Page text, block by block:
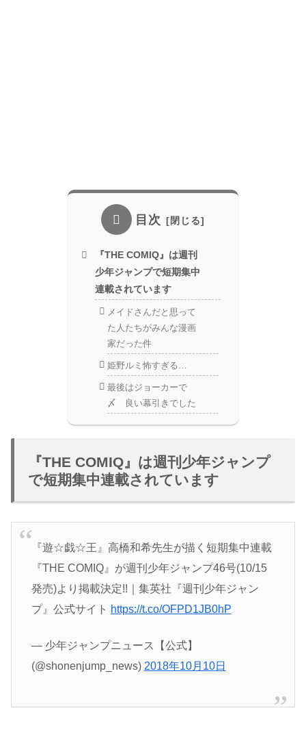
目次
『THE COMIQ』は週刊
少年ジャンプで短期集中
連載されています
メイドさんだと思って
た人たちがみんな漫画
家だった件
姫野ルミ怖すぎる…
最後はジョーカーで
〆 良い幕引きでした
『THE COMIQ』は週刊少年ジャンプ
で短期集中連載されています
『遊☆戯☆王』高橋和希先生が描く短期集中連載
『THE COMIQ』が週刊少年ジャンプ46号(10/15
発売)より掲載決定!!｜集英社『週刊少年ジャン
プ』公式サイト https://t.co/OFPD1JB0hP
— 少年ジャンプニュース【公式】
(@shonenjump_news) 2018年10月10日